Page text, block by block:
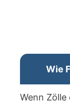
Wie
Wenn